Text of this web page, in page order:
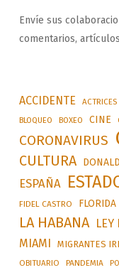
Envíe sus
comentarios,
ACCIDENTE ACTRICES
BLOQUEO BOXEO CINE
CORONAVIRUS
CULTURA
ESPAÑA
FIDEL CASTRO FLORIDA
LA HABANA LEY
MIAMI MIGRANTES
OBITUARIO PANDEMIA